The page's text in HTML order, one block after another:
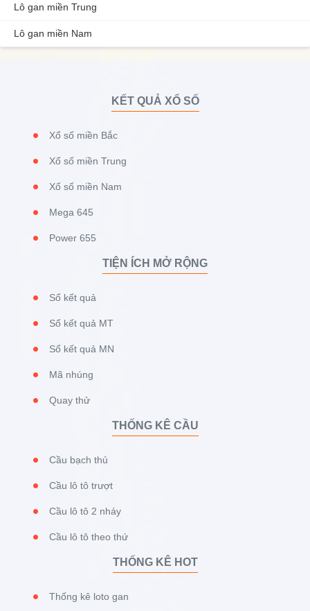
Lô gan miền Trung
Lô gan miền Nam
KẾT QUẢ XỔ SỐ
Xổ số miền Bắc
Xổ số miền Trung
Xổ số miền Nam
Mega 645
Power 655
TIỆN ÍCH MỞ RỘNG
Sổ kết quả
Sổ kết quả MT
Sổ kết quả MN
Mã nhúng
Quay thử
THỐNG KÊ CẦU
Cầu bạch thủ
Cầu lô tô trượt
Cầu lô tô 2 nháy
Cầu lô tô theo thứ
THỐNG KÊ HOT
Thống kê loto gan